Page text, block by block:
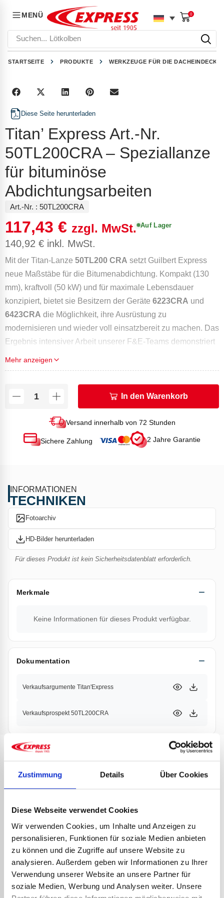
Zustimmung Details Über Cookies
Diese Webseite verwendet Cookies
Wir verwenden Cookies, um Inhalte und Anzeigen zu
personalisieren, Funktionen für soziale Medien anbieten
zu können und die Zugriffe auf unsere Website zu
analysieren. Außerdem geben wir Informationen zu Ihrer
Verwendung unserer Website an unsere Partner für
soziale Medien, Werbung und Analysen weiter. Unsere
MENÜ 0
Suchen... Lötkolben
STARTSEITE PRODUKTE WERKZEUGE FÜR DIE
Diese Seite herunterladen
Titan’ Express Art.-Nr.
50TL200CRA – Speziallanze
für bituminöse
Abdichtungsarbeiten
Art.-Nr. : 50TL200CRA
117,43 € zzgl. MwSt.
140,92 € inkl. MwSt.
Auf Lager
Mit der Titan-Lanze 50TL200 CRA setzt Guilbert Express
neue Maßstäbe für die Bitumenabdichtung. Kompakt (130
mm), kraftvoll (50 kW) und für maximale Lebensdauer
konzipiert, bietet sie Besitzern der Geräte 6223CRA und
6423CRA die Möglichkeit, ihre Ausrüstung zu
modernisieren und wieder voll einsatzbereit zu machen. Das
Ergebnis intensiver Arbeit unserer F&E-Teams demonstriert
Innen- und Außenausbaus sowie an anspruchsvolle
Anwender. Leicht, robust und leistungsstark – sie liefert
erstklassige Schweißlösungen und erfüllt alle
Anforderungen vor Ort ohne Kompromisse.
handhaben und innerhalb von
werden.
TECHNISCHE DATEN
Durchmesser Düse in mm: 50
Zugehörige Produkte: Art.-Nr.
Mehr anzeigen
In den Warenkorb
Versand innerhalb von 72 Stunden
Sichere Zahlung 2 Jahre Garantie
INFORMATIONEN
TECHNIKEN
Fotoarchiv
HD-Bilder herunterladen
Für dieses Produkt ist kein Sicherheitsdatenblatt erforderlich.
Merkmale
Keine Informationen für dieses Produkt verfügbar.
Dokumentation
Verkaufsargumente Titan'Express
Verkaufsprospekt 50TL200CRA
PRODUKTE
PARTNER